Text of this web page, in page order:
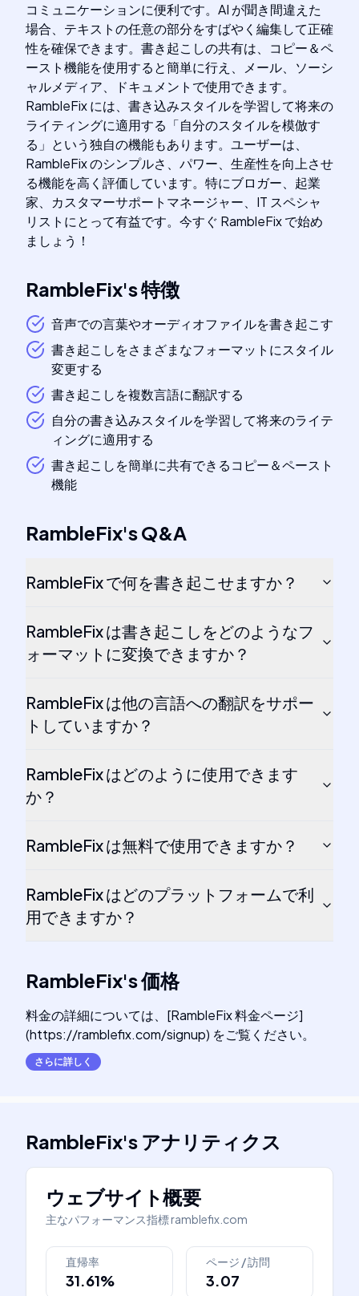
コミュニケーションに便利です。AI が聞き間違えた
場合、テキストの任意の部分をすばやく編集して正確
性を確保できます。書き起こしの共有は、コピー＆ペ
ースト機能を使用すると簡単に行え、メール、ソーシ
ャルメディア、ドキュメントで使用できます。
RambleFix には、書き込みスタイルを学習して将来の
ライティングに適用する「自分のスタイルを模倣す
る」という独自の機能もあります。ユーザーは、
RambleFix のシンプルさ、パワー、生産性を向上させ
る機能を高く評価しています。特にブロガー、起業
家、カスタマーサポートマネージャー、IT スペシャ
リストにとって有益です。今すぐ RambleFix で始め
ましょう！
RambleFix's特徴
音声での言葉やオーディオファイルを書き起こす
書き起こしをさまざまなフォーマットにスタイル
変更する
書き起こしを複数言語に翻訳する
自分の書き込みスタイルを学習して将来のライテ
ィングに適用する
書き起こしを簡単に共有できるコピー＆ペースト
機能
RambleFix'sQ&A
RambleFix で何を書き起こせますか？
RambleFix は書き起こしをどのようなフ
ォーマットに変換できますか？
RambleFix は他の言語への翻訳をサポー
トしていますか？
RambleFix はどのように使用できます
か？
RambleFix は無料で使用できますか？
RambleFix はどのプラットフォームで利
用できますか？
RambleFix's価格
料金の詳細については、[RambleFix 料金ページ]
(https://ramblefix.com/signup) をご覧ください。
さらに詳しく
RambleFix's アナリティクス
ウェブサイト概要
主なパフォーマンス指標ramblefix.com
直帰率
31.61%
ページ / 訪問
3.07